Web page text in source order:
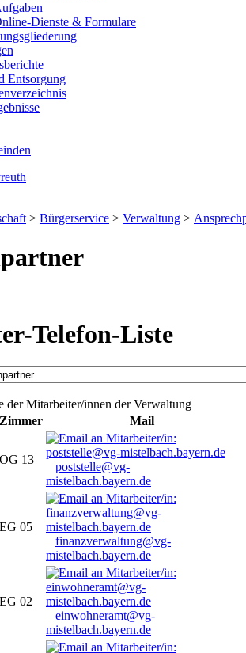
Dienste & Formulare
Entsorgung
> Bürgerservice > Verwaltung >
Telefon-Liste
der Mitarbeiter/innen der Verwaltung
Zimmer Mail
OG 13
poststelle@vg-
mistelbach.bayern.de
EG 05
finanzverwaltung@vg-
mistelbach.bayern.de
EG 02
einwohneramt@vg-
mistelbach.bayern.de